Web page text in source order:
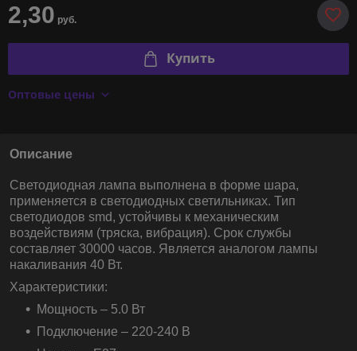
2,30 руб.
Купить
Оптовые цены
Описание
Светодиодная лампа выполнена в форме шара,
применяется в светодиодных светильниках. Тип
светодиодов smd, устойчивы к механическим
воздействиям (тряска, вибрация). Срок службы
составляет 30000 часов. Является аналогом лампы
накаливания 40 Вт.
Характеристики:
Мощность – 5.0 Вт
Подключение – 220-240 В